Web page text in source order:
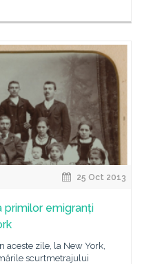
25 Oct 2013
primilor emigranți
aceste zile, la New York,
scurtmetrajului